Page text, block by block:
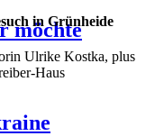
möchte
in Grünheide
Ulrike Kostka, plus
Haus